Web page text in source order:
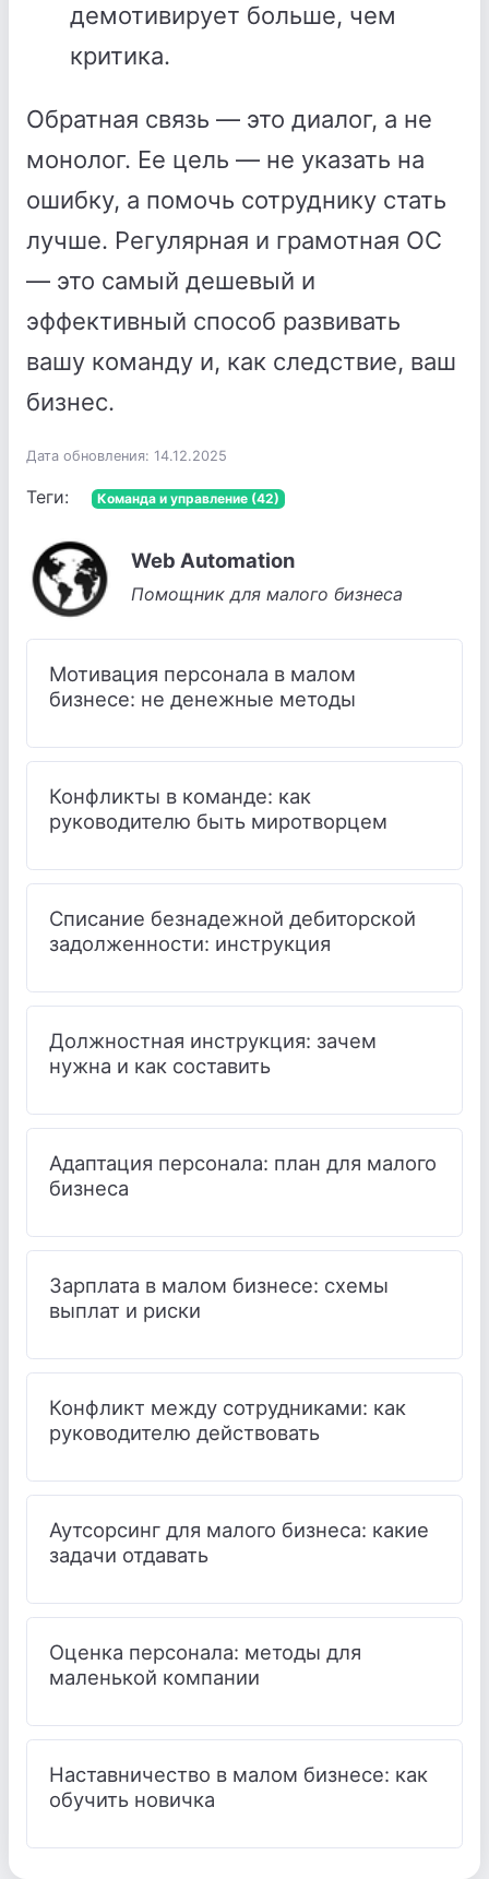
демотивирует больше, чем
критика.
Обратная связь — это диалог, а не
монолог. Ее цель — не указать на
ошибку, а помочь сотруднику стать
лучше. Регулярная и грамотная ОС
— это самый дешевый и
эффективный способ развивать
вашу команду и, как следствие, ваш
бизнес.
Дата обновления: 14.12.2025
Теги: Команда и управление (42)
Web Automation
Помощник для малого бизнеса
Мотивация персонала в малом
бизнесе: не денежные методы
Конфликты в команде: как
руководителю быть миротворцем
Списание безнадежной дебиторской
задолженности: инструкция
Должностная инструкция: зачем
нужна и как составить
Адаптация персонала: план для малого
бизнеса
Зарплата в малом бизнесе: схемы
выплат и риски
Конфликт между сотрудниками: как
руководителю действовать
Аутсорсинг для малого бизнеса: какие
задачи отдавать
Оценка персонала: методы для
маленькой компании
Наставничество в малом бизнесе: как
обучить новичка